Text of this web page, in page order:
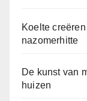
Koelte
nazomerhitte
De kunst van
huizen